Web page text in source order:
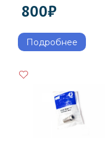
800₽
Подробнее